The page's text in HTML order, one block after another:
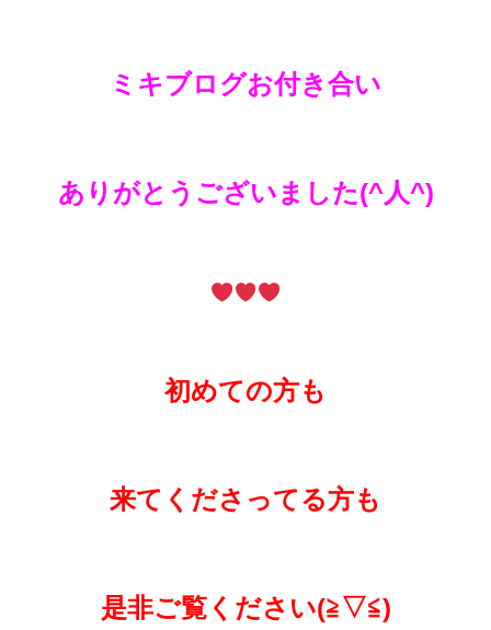
ミキブログお付き合い
ありがとうございました(^人^)
初めての方も
来てくださってる方も
是非ご覧ください(≧▽≦)